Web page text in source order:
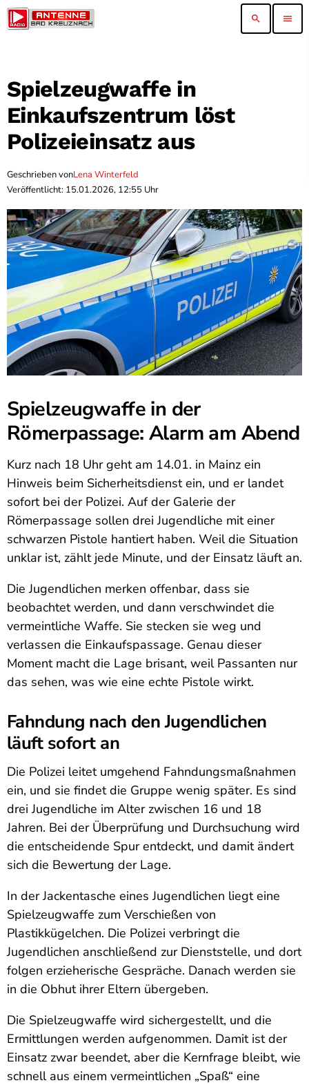
search menu
Spielzeugwaffe in
Einkaufszentrum löst
Polizeieinsatz aus
Geschrieben vonLena Winterfeld
Veröffentlicht: 15.01.2026, 12:55 Uhr
Spielzeugwaffe in der
Römerpassage: Alarm am Abend
Kurz nach 18 Uhr geht am 14.01. in Mainz ein
Hinweis beim Sicherheitsdienst ein, und er landet
sofort bei der Polizei. Auf der Galerie der
Römerpassage sollen drei Jugendliche mit einer
schwarzen Pistole hantiert haben. Weil die Situation
unklar ist, zählt jede Minute, und der Einsatz läuft an.
Die Jugendlichen merken offenbar, dass sie
beobachtet werden, und dann verschwindet die
vermeintliche Waffe. Sie stecken sie weg und
verlassen die Einkaufspassage. Genau dieser
Moment macht die Lage brisant, weil Passanten nur
das sehen, was wie eine echte Pistole wirkt.
Fahndung nach den Jugendlichen
läuft sofort an
Die Polizei leitet umgehend Fahndungsmaßnahmen
ein, und sie findet die Gruppe wenig später. Es sind
drei Jugendliche im Alter zwischen 16 und 18
Jahren. Bei der Überprüfung und Durchsuchung wird
die entscheidende Spur entdeckt, und damit ändert
sich die Bewertung der Lage.
In der Jackentasche eines Jugendlichen liegt eine
Spielzeugwaffe zum Verschießen von
Plastikkügelchen. Die Polizei verbringt die
Jugendlichen anschließend zur Dienststelle, und dort
folgen erzieherische Gespräche. Danach werden sie
in die Obhut ihrer Eltern übergeben.
Die Spielzeugwaffe wird sichergestellt, und die
Ermittlungen werden aufgenommen. Damit ist der
Einsatz zwar beendet, aber die Kernfrage bleibt, wie
schnell aus einem vermeintlichen „Spaß“ eine